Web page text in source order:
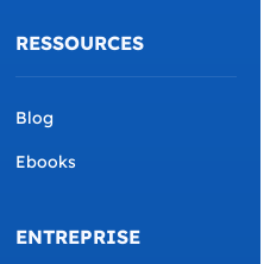
RESSOURCES
Blog
Ebooks
ENTREPRISE